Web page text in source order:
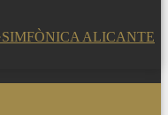
ALICANTE